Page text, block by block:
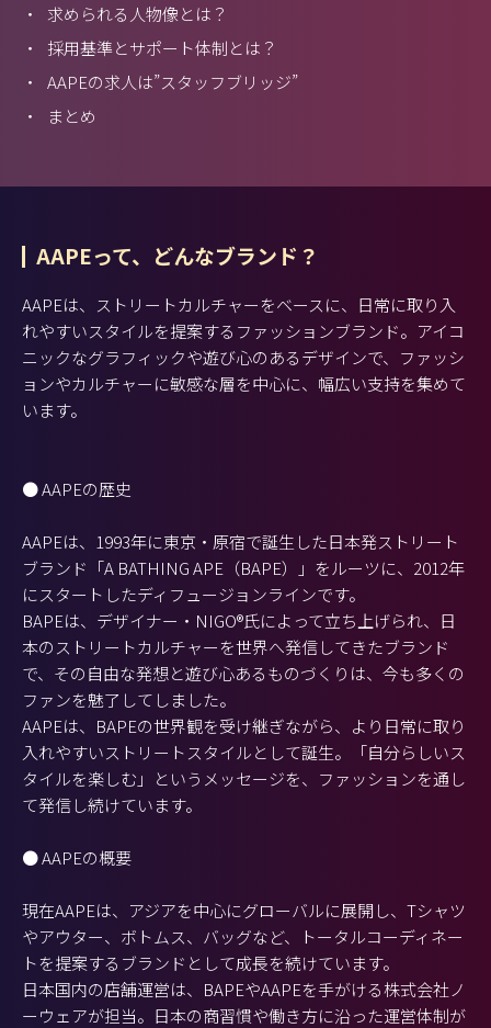
・
求められる人物像とは？
・
採用基準とサポート体制とは？
・
AAPEの求人は”スタッフブリッジ”
・
まとめ
AAPEって、どんなブランド？
AAPEは、ストリートカルチャーをベースに、日常に取り入
れやすいスタイルを提案するファッションブランド。アイコ
ニックなグラフィックや遊び心のあるデザインで、ファッシ
ョンやカルチャーに敏感な層を中心に、幅広い支持を集めて
います。
● AAPEの歴史
AAPEは、1993年に東京・原宿で誕生した日本発ストリート
ブランド「A BATHING APE（BAPE）」をルーツに、2012年
にスタートしたディフュージョンラインです。
BAPEは、デザイナー・NIGO®氏によって立ち上げられ、日
本のストリートカルチャーを世界へ発信してきたブランド
で、その自由な発想と遊び心あるものづくりは、今も多くの
ファンを魅了してしました。
AAPEは、BAPEの世界観を受け継ぎながら、より日常に取り
入れやすいストリートスタイルとして誕生。「自分らしいス
タイルを楽しむ」というメッセージを、ファッションを通し
て発信し続けています。
● AAPEの概要
現在AAPEは、アジアを中心にグローバルに展開し、Tシャツ
やアウター、ボトムス、バッグなど、トータルコーディネー
トを提案するブランドとして成長を続けています。
日本国内の店舗運営は、BAPEやAAPEを手がける株式会社ノ
ーウェアが担当。日本の商習慣や働き方に沿った運営体制が